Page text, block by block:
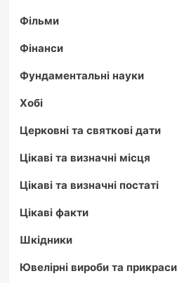
Фільми
Фінанси
Фундаментальні науки
Хобі
Церковні та святкові дати
Цікаві та визначні місця
Цікаві та визначні постаті
Цікаві факти
Шкідники
Ювелірні вироби та прикраси